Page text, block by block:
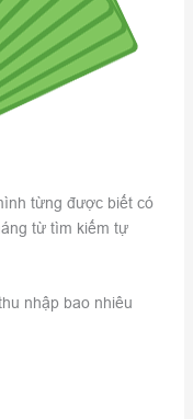
từng được biết có
từ tìm kiếm tự
nhập bao nhiêu